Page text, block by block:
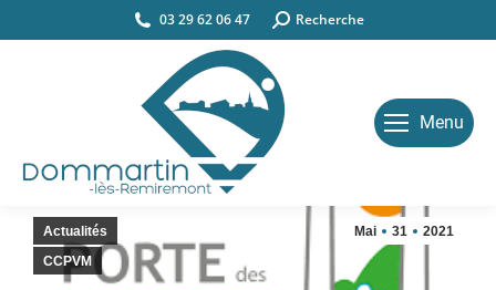
03 29 62 06 47 Search:Recherche
Menu
Mai 31 2021
Actualités
CCPVM